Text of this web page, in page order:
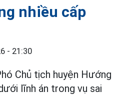
nhiều cấp
- 21:30
Chủ tịch huyện Hướng
lĩnh án trong vụ sai